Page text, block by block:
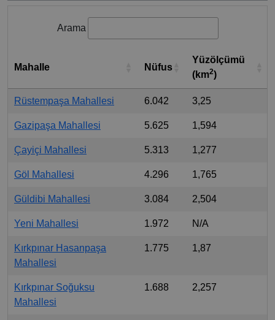
Arama
Mahalle Nüfus
Yüzölçümü
(km2)
Rüstempaşa Mahallesi 6.042 3,25
Gazipaşa Mahallesi 5.625 1,594
Çayiçi Mahallesi 5.313 1,277
Göl Mahallesi 4.296 1,765
Güldibi Mahallesi 3.084 2,504
Yeni Mahallesi 1.972 N/A
Kırkpınar Hasanpaşa
Mahallesi
1.775 1,87
Kırkpınar Soğuksu
Mahallesi
1.688 2,257